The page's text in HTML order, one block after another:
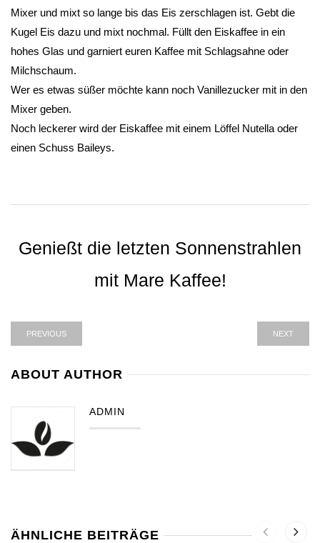
Mixer und mixt so lange bis das Eis zerschlagen ist. Gebt die
Kugel Eis dazu und mixt nochmal. Füllt den Eiskaffee in ein
hohes Glas und garniert euren Kaffee mit Schlagsahne oder
Milchschaum.
Wer es etwas süßer möchte kann noch Vanillezucker mit in den
Mixer geben.
Noch leckerer wird der Eiskaffee mit einem Löffel Nutella oder
einen Schuss Baileys.
Genießt die letzten Sonnenstrahlen
mit Mare Kaffee!
PREVIOUS NEXT
ABOUT AUTHOR
ADMIN
ÄHNLICHE BEITRÄGE